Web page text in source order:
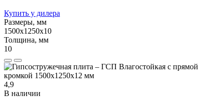
Купить у дилера
Размеры, мм
1500х1250х10
Толщина, мм
10
4,9
В наличии